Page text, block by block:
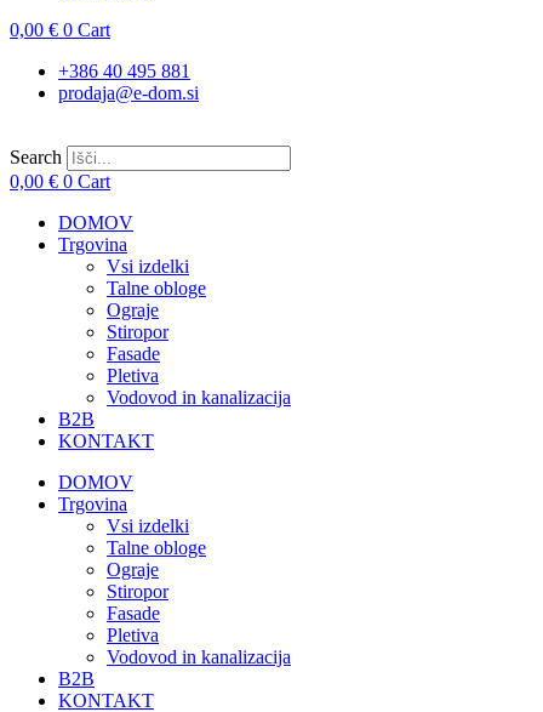
0,00 € 0 Cart
+386 40 495 881
prodaja@e-dom.si
Search
0,00 € 0 Cart
DOMOV
Trgovina
Vsi izdelki
Talne obloge
Ograje
Stiropor
Fasade
Pletiva
Vodovod in kanalizacija
B2B
KONTAKT
DOMOV
Trgovina
Vsi izdelki
Talne obloge
Ograje
Stiropor
Fasade
Pletiva
Vodovod in kanalizacija
B2B
KONTAKT